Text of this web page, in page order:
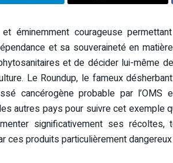
éminemment courageuse
et sa souveraineté en
et de décider lui-même
Le Roundup, le fameux
cancérogène probable par l’OMS
autres pays pour suivre cet exemple
significativement ses
ces produits particulièrement